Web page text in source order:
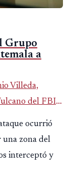
Grupo
a
Villeda,
del FBI
intento
ocurrió
zona del
interceptó y